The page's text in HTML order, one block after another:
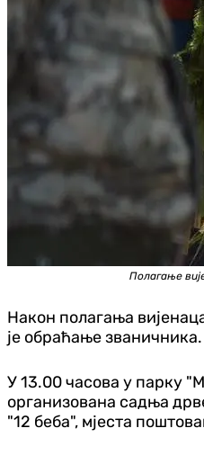
Полагање
Након полагања
је обраћање званичника.
У 13.00 часова у парку
организована садња
"12 беба", мјеста